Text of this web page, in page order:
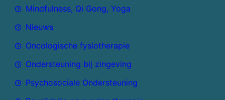
Mindfulness, Qi Gong, Yoga
Nieuws
Oncologische fysiotherapie
Ondersteuning bij zingeving
Psychosociale Ondersteuning